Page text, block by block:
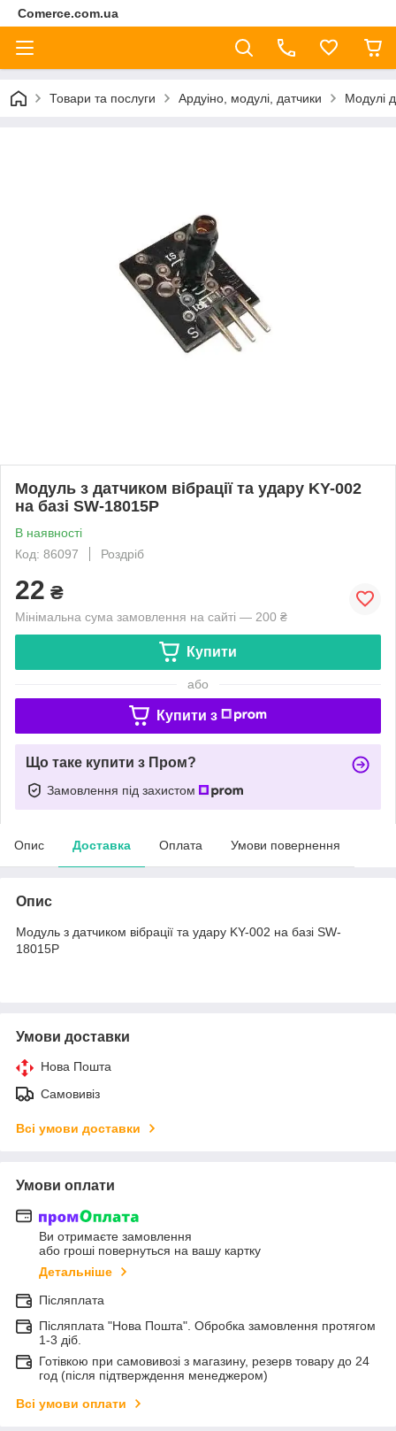
Comerce.com.ua
Товари та послуги Ардуіно, модулі, датчики Модулі
Модуль з датчиком вібрації та удару KY-002
на базі SW-18015P
В наявності
Код: 86097
Роздріб
22 ₴
Мінімальна сума замовлення на сайті — 200 ₴
Купити
або
Купити з
Що таке купити з Пром?
Замовлення під захистом
Опис Доставка Оплата Умови повернення
Опис
Модуль з датчиком вібрації та удару KY-002 на базі SW-
18015P
Умови доставки
Нова Пошта
Самовивіз
Всі умови доставки
Умови оплати
Ви отримаєте замовлення
або гроші повернуться на вашу картку
Детальніше
Післяплата
Післяплата "Нова Пошта". Обробка замовлення протягом
1-3 діб.
Готівкою при самовивозі з магазину, резерв товару до 24
год (після підтверждення менеджером)
Всі умови оплати